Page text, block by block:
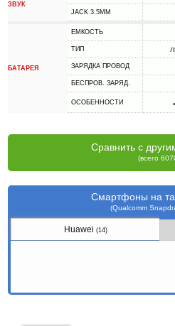
ЗВУК
JACK 3.5MM
БАТАРЕЯ
ЕМКОСТЬ
ТИП
ЗАРЯДКА ПРОВОД
БЕСПРОВ. ЗАРЯД.
ОСОБЕННОСТИ
Сравнить с
(всего
Смартфоны на
(Qualcomm
Huawei (14)